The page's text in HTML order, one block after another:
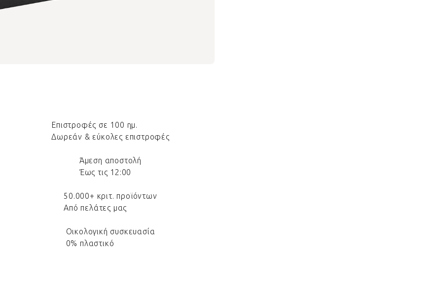
Επιστροφές σε 100 ημ.
Δωρεάν & εύκολες επιστροφές
Άμεση αποστολή
Έως τις 12:00
50.000+ κριτ. προϊόντων
Από πελάτες μας
Οικολογική συσκευασία
0% πλαστικό